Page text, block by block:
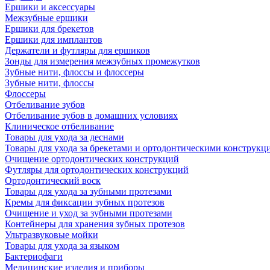
Ершики и аксессуары
Межзубные ершики
Ершики для брекетов
Ершики для имплантов
Держатели и футляры для ершиков
Зонды для измерения межзубных промежутков
Зубные нити, флоссы и флоссеры
Зубные нити, флоссы
Флоссеры
Отбеливание зубов
Отбеливание зубов в домашних условиях
Клиническое отбеливание
Товары для ухода за деснами
Товары для ухода за брекетами и ортодонтическими
Очищение ортодонтических конструкций
Футляры для ортодонтических конструкций
Ортодонтический воск
Товары для ухода за зубными протезами
Кремы для фиксации зубных протезов
Очищение и уход за зубными протезами
Контейнеры для хранения зубных протезов
Ультразвуковые мойки
Товары для ухода за языком
Бактериофаги
Медицинские изделия и приборы